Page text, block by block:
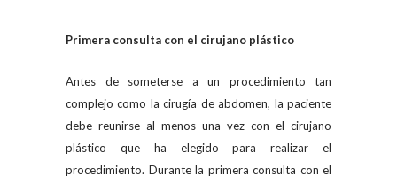
Primera consulta con el cirujano plástico
Antes de someterse a un procedimiento tan
complejo como la cirugía de abdomen, la paciente
debe reunirse al menos una vez con el cirujano
plástico que ha elegido para realizar el
procedimiento. Durante la primera consulta con el